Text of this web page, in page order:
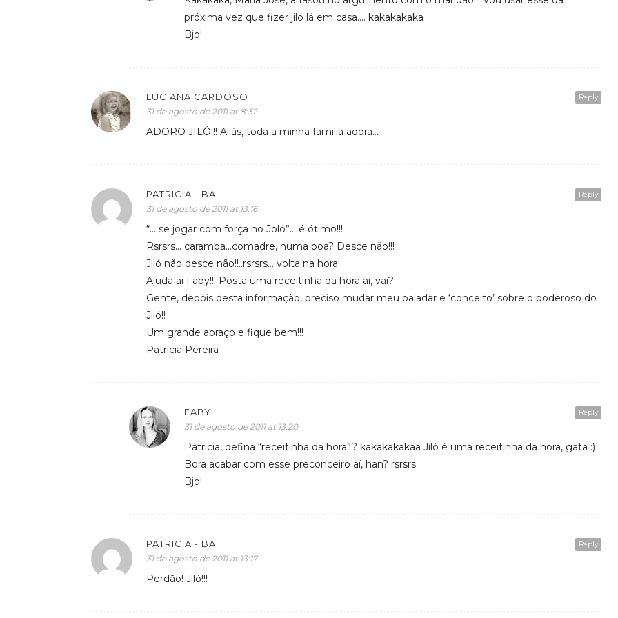
próxima vez que fizer jiló lá em casa…. kakakakaka
Bjo!
Reply
LUCIANA CARDOSO
31 de agosto de 2011 at 8:32
ADORO JILÓ!!! Aliás, toda a minha familia adora…
Reply
PATRICIA - BA
31 de agosto de 2011 at 13:16
“… se jogar com força no Joló”… é ótimo!!!
Rsrsrs… caramba…comadre, numa boa? Desce não!!!
Jiló não desce não!!..rsrsrs… volta na hora!
Ajuda ai Faby!!! Posta uma receitinha da hora ai, vai?
Gente, depois desta informação, preciso mudar meu paladar e ‘conceito’ sobre o poderoso do
Jiló!!
Um grande abraço e fique bem!!!
Patrícia Pereira
Reply
FABY
31 de agosto de 2011 at 13:20
Patricia, defina “receitinha da hora”? kakakakakaa Jiló é uma receitinha da hora, gata :)
Bora acabar com esse preconceiro aí, han? rsrsrs
Bjo!
Reply
PATRICIA - BA
31 de agosto de 2011 at 13:17
Perdão! Jiló!!!